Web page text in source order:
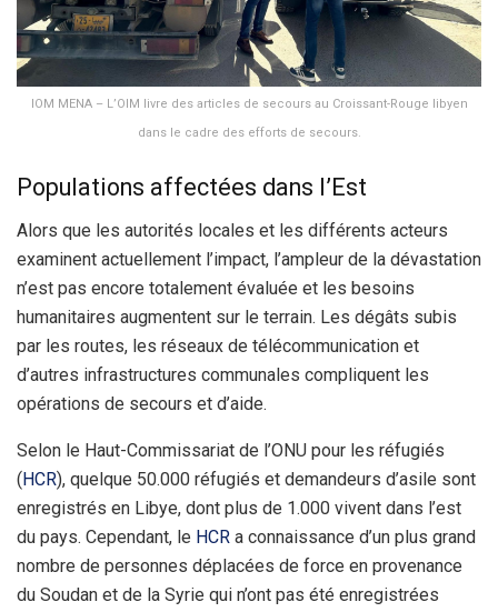
IOM MENA – L’OIM livre des articles de secours au Croissant-Rouge libyen
dans le cadre des efforts de secours.
Populations affectées dans l’Est
Alors que les autorités locales et les différents acteurs
examinent actuellement l’impact, l’ampleur de la dévastation
n’est pas encore totalement évaluée et les besoins
humanitaires augmentent sur le terrain. Les dégâts subis
par les routes, les réseaux de télécommunication et
d’autres infrastructures communales compliquent les
opérations de secours et d’aide.
Selon le Haut-Commissariat de l’ONU pour les réfugiés
( HCR), quelque 50.000 réfugiés et demandeurs d’asile sont
enregistrés en Libye, dont plus de 1.000 vivent dans l’est
du pays. Cependant, le HCR a connaissance d’un plus grand
nombre de personnes déplacées de force en provenance
du Soudan et de la Syrie qui n’ont pas été enregistrées